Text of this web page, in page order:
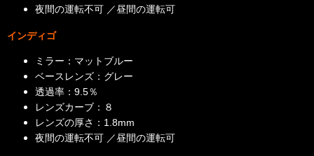
夜間の運転不可 ／昼間の運転可
インディゴ
ミラー：マットブルー
ベースレンズ：グレー
透過率：9.5％
レンズカーブ：８
レンズの厚さ：1.8mm
夜間の運転不可 ／昼間の運転可